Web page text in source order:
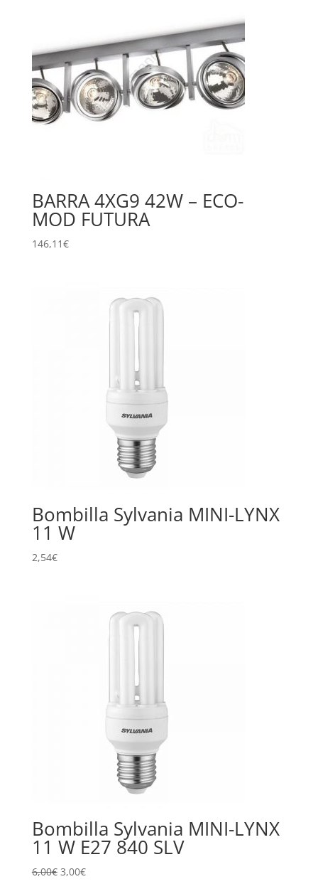
BARRA 4XG9 42W – ECO-
MOD FUTURA
146,11€
Bombilla Sylvania MINI-LYNX
11 W
2,54€
Bombilla Sylvania MINI-LYNX
11 W E27 840 SLV
6,00€ 3,00€